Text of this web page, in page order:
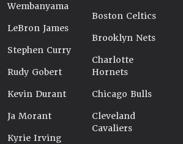
Wembanyama
LeBron James
Stephen Curry
Rudy Gobert
Kevin Durant
Ja Morant
Kyrie Irving
Boston Celtics
Brooklyn Nets
Charlotte
Hornets
Chicago Bulls
Cleveland
Cavaliers